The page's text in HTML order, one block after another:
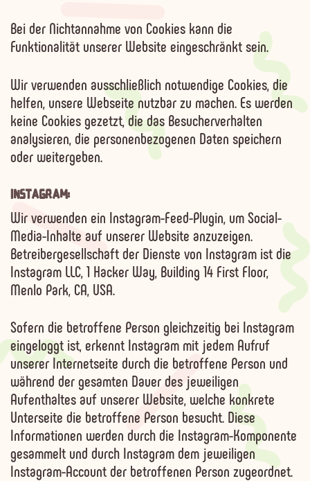
Bei der Nichtannahme von Cookies kann die
Funktionalität unserer Website eingeschränkt sein.
Wir verwenden ausschließlich notwendige Cookies, die
helfen, unsere Webseite nutzbar zu machen. Es werden
keine Cookies gezetzt, die das Besucherverhalten
analysieren, die personenbezogenen Daten speichern
oder weitergeben.
INSTAGRAM:
Wir verwenden ein Instagram-Feed-Plugin, um Social-
Media-Inhalte auf unserer Website anzuzeigen.
Betreibergesellschaft der Dienste von Instagram ist die
Instagram LLC, 1 Hacker Way, Building 14 First Floor,
Menlo Park, CA, USA.
Sofern die betroffene Person gleichzeitig bei Instagram
eingeloggt ist, erkennt Instagram mit jedem Aufruf
unserer Internetseite durch die betroffene Person und
während der gesamten Dauer des jeweiligen
Aufenthaltes auf unserer Website, welche konkrete
Unterseite die betroffene Person besucht. Diese
Informationen werden durch die Instagram-Komponente
gesammelt und durch Instagram dem jeweiligen
Instagram-Account der betroffenen Person zugeordnet.